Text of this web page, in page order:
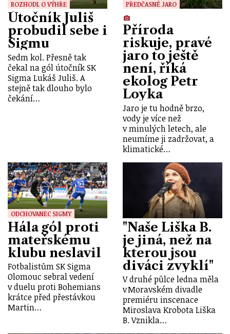
ROZHODL O VÝHŘE
Útočník Juliš
probudil sebe i
Sigmu
Sedm kol. Přesně tak
čekal na gól útočník SK
Sigma Lukáš Juliš. A
stejně tak dlouho bylo
čekání…
PŘEDČASNÉ JARO
Příroda
riskuje, pravé
jaro to ještě
není, říká
ekolog Petr
Loyka
Jaro je tu hodně brzo,
vody je více než
v minulých letech, ale
neumíme ji zadržovat, a
klimatické…
ODCHOVANEC SIGMY
Hála gól proti
mateřskému
klubu neslavil
Fotbalistům SK Sigma
Olomouc sebral vedení
v duelu proti Bohemians
krátce před přestávkou
Martin…
"Naše Liška B.
je jiná, než na
kterou jsou
diváci zvyklí"
V druhé půlce ledna měla
v Moravském divadle
premiéru inscenace
Miroslava Krobota Liška
B. Vznikla…